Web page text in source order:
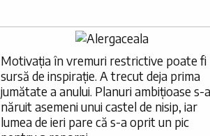
Motivația în vremuri restrictive poate fi
sursă de inspirație. A trecut deja prima
jumătate a anului. Planuri ambițioase s-
năruit asemeni unui castel de nisip, iar
lumea de ieri pare că s-a oprit un pic